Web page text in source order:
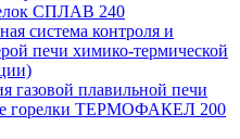
СПЛАВ 240
система контроля и
печи химико-термической
газовой плавильной печи
горелки ТЕРМОФАКЕЛ 200